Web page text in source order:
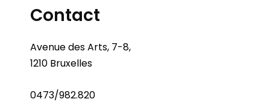
Contact
Avenue des Arts, 7-8,
1210 Bruxelles
0473/982.820